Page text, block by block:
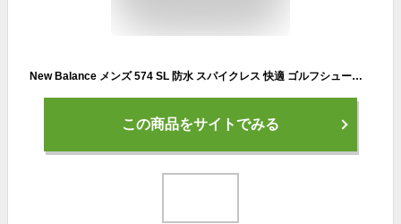
New Balance メンズ 574 SL 防水 スパイクレス 快適 ゴルフシューズ US サイズ: 16 X-Wide カラー: グレイ
この商品をサイトでみる